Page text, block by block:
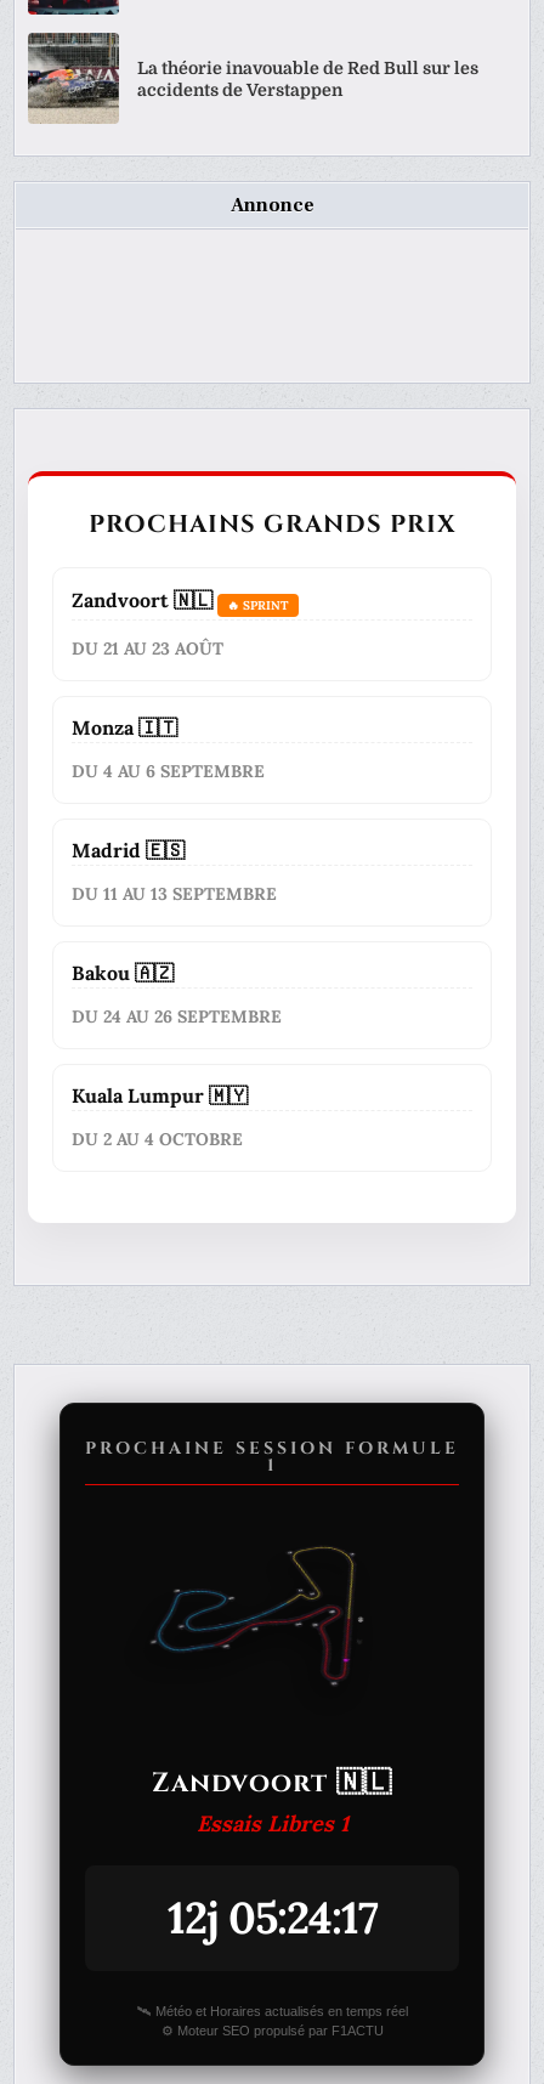
La théorie inavouable de Red Bull sur les
accidents de Verstappen
Annonce
PROCHAINS GRANDS PRIX
Zandvoort 🇳🇱 🔥 SPRINT
DU 21 AU 23 AOÛT
Monza 🇮🇹
DU 4 AU 6 SEPTEMBRE
Madrid 🇪🇸
DU 11 AU 13 SEPTEMBRE
Bakou 🇦🇿
DU 24 AU 26 SEPTEMBRE
Kuala Lumpur 🇲🇾
DU 2 AU 4 OCTOBRE
PROCHAINE SESSION FORMULE
1
Zandvoort 🇳🇱
Essais Libres 1
12j 05:24:17
🛰️ Météo et Horaires actualisés en temps réel
⚙️ Moteur SEO propulsé par F1ACTU